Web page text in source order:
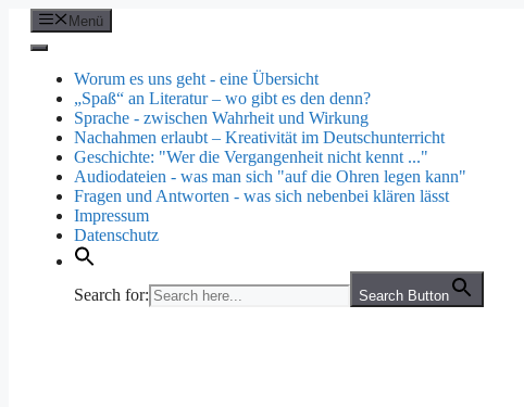
Zum
Inhalt
springen
Menü
Worum es uns geht - eine Übersicht
„Spaß“ an Literatur – wo gibt es den denn?
Sprache - zwischen Wahrheit und Wirkung
Nachahmen erlaubt – Kreativität im Deutschunterricht
Geschichte: "Wer die Vergangenheit nicht kennt ..."
Audiodateien - was man sich "auf die Ohren legen kann"
Fragen und Antworten - was sich nebenbei klären lässt
Impressum
Datenschutz
Search for: Search Button